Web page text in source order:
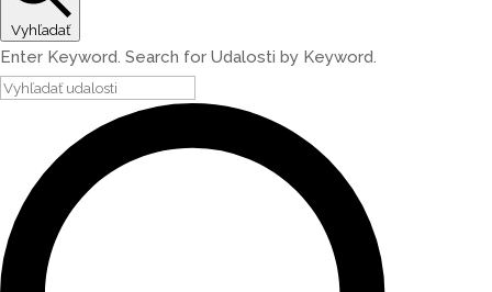
Vyhľadať
Enter Keyword. Search for Udalosti by Keyword.